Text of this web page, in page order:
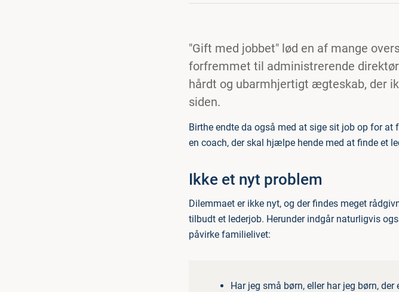
"Gift med jobbet" lød en af mange
forfremmet til administrerende
hårdt og ubarmhjertigt ægteskab, der
siden.
Birthe endte da også med at sige sit job op for
en coach, der skal hjælpe hende med at finde et
Ikke et nyt problem
Dilemmaet er ikke nyt, og der findes meget
tilbudt et lederjob. Herunder indgår naturligvis
påvirke familielivet:
Har jeg små børn, eller har jeg børn,